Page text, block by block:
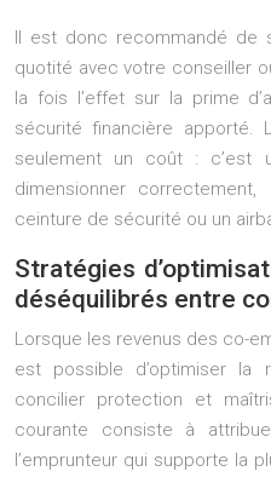
Il est donc recommandé de
quotité avec votre conseiller
la fois l’effet sur la prime
sécurité financière apporté.
seulement un coût : c’est
dimensionner
ceinture de sécurité ou un
Stratégies
déséquilibrés entre
Lorsque les revenus des co-
est possible d’optimiser
concilier protection et
courante consiste à
l’emprunteur qui supporte la